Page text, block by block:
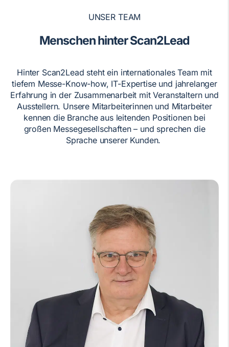
UNSER TEAM
Menschen hinter Scan2Lead
Hinter Scan2Lead steht ein internationales Team mit
tiefem Messe-Know-how, IT-Expertise und jahrelanger
Erfahrung in der Zusammenarbeit mit Veranstaltern und
Ausstellern. Unsere Mitarbeiterinnen und Mitarbeiter
kennen die Branche aus leitenden Positionen bei
großen Messegesellschaften – und sprechen die
Sprache unserer Kunden.